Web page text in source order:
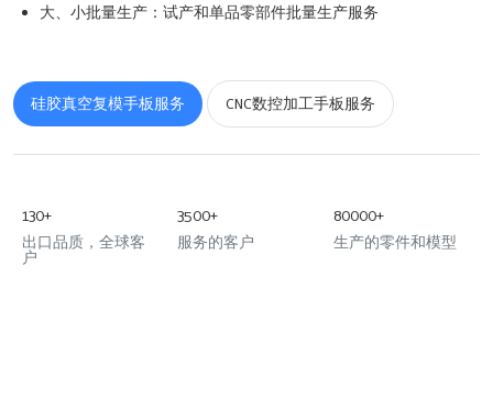
大、小批量生产：试产和单品零部件批量生产服务
硅胶真空复模手板服务 CNC数控加工手板服务
130+
出口品质，全球客
户
3500+
服务的客户
80000+
生产的零件和模型